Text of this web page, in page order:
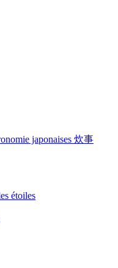
japonaises 炊事
étoiles